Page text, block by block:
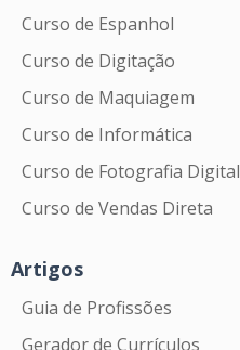
Curso de Espanhol
Curso de Digitação
Curso de Maquiagem
Curso de Informática
Curso de Fotografia Digital
Curso de Vendas Direta
Artigos
Guia de Profissões
Gerador de Currículos